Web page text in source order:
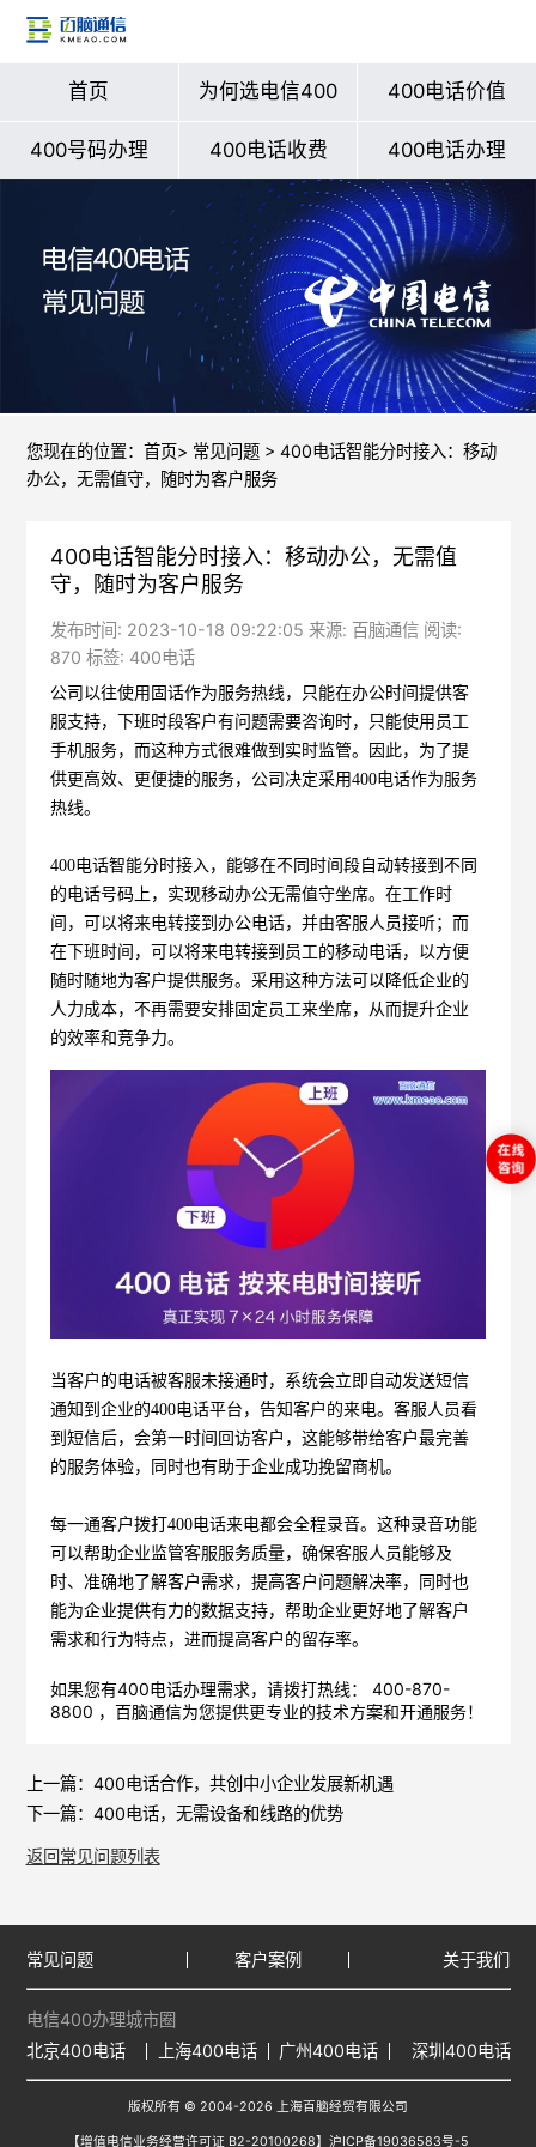
首页 为何选电信400 400电话价值
400号码办理 400电话收费 400电话办理
您现在的位置： 首页> 常见问题> 400电话智能分时接入：移动
办公，无需值守，随时为客户服务
400电话智能分时接入：移动办公，无需值
守，随时为客户服务
发布时间: 2023-10-18 09:22:05 来源: 百脑通信 阅读:
870 标签: 400电话
公司以往使用固话作为服务热线，只能在办公时间提供客
服支持，下班时段客户有问题需要咨询时，只能使用员工
手机服务，而这种方式很难做到实时监管。因此，为了提
供更高效、更便捷的服务，公司决定采用400电话作为服务
热线。
400电话智能分时接入，能够在不同时间段自动转接到不同
的电话号码上，实现移动办公无需值守坐席。在工作时
间，可以将来电转接到办公电话，并由客服人员接听；而
在下班时间，可以将来电转接到员工的移动电话，以方便
随时随地为客户提供服务。采用这种方法可以降低企业的
人力成本，不再需要安排固定员工来坐席，从而提升企业
的效率和竞争力。
当客户的电话被客服未接通时，系统会立即自动发送短信
通知到企业的400电话平台，告知客户的来电。客服人员看
到短信后，会第一时间回访客户，这能够带给客户最完善
的服务体验，同时也有助于企业成功挽留商机。
每一通客户拨打400电话来电都会全程录音。这种录音功能
可以帮助企业监管客服服务质量，确保客服人员能够及
时、准确地了解客户需求，提高客户问题解决率，同时也
能为企业提供有力的数据支持，帮助企业更好地了解客户
需求和行为特点，进而提高客户的留存率。
如果您有400电话办理需求，请拨打热线： 400-870-
8800 ，百脑通信为您提供更专业的技术方案和开通服务！
上一篇： 400电话合作，共创中小企业发展新机遇
下一篇： 400电话，无需设备和线路的优势
返回常见问题列表
常见问题 客户案例 关于我们
电信400办理城市圈
北京400电话
上海400电话 广州400电话 深圳400电话
版权所有 © 2004-2026 上海百脑经贸有限公司
【增值电信业务经营许可证 B2-20100268】 沪ICP备19036583号-5